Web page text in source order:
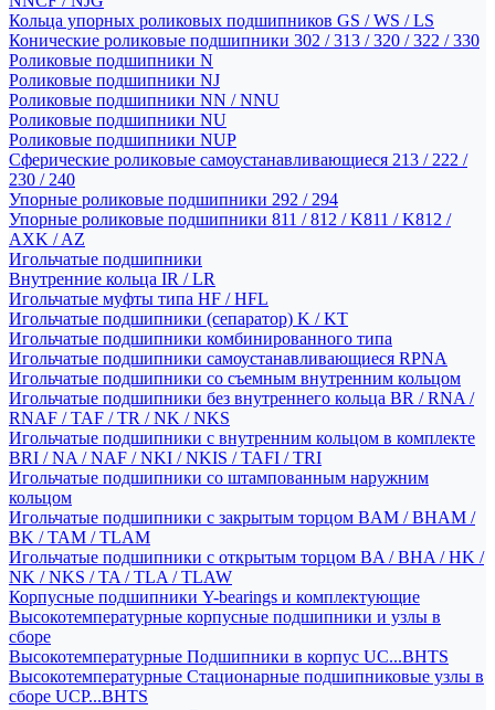
Кольца упорных роликовых подшипников GS / WS / LS
Конические роликовые подшипники 302 / 313 / 320 / 322 / 330
Роликовые подшипники N
Роликовые подшипники NJ
Роликовые подшипники NN / NNU
Роликовые подшипники NU
Роликовые подшипники NUP
Сферические роликовые самоустанавливающиеся 213 / 222 /
230 / 240
Упорные роликовые подшипники 292 / 294
Упорные роликовые подшипники 811 / 812 / K811 / K812 /
AXK / AZ
Игольчатые подшипники
Внутренние кольца IR / LR
Игольчатые муфты типа HF / HFL
Игольчатые подшипники (сепаратор) K / KT
Игольчатые подшипники комбинированного типа
Игольчатые подшипники самоустанавливающиеся RPNA
Игольчатые подшипники со съемным внутренним кольцом
Игольчатые подшипники без внутреннего кольца BR / RNA /
RNAF / TAF / TR / NK / NKS
Игольчатые подшипники с внутренним кольцом в комплекте
BRI / NA / NAF / NKI / NKIS / TAFI / TRI
Игольчатые подшипники со штампованным наружним
кольцом
Игольчатые подшипники с закрытым торцом BAM / BHAM /
BK / TAM / TLAM
Игольчатые подшипники с открытым торцом BA / BHA / HK /
NK / NKS / TA / TLA / TLAW
Корпусные подшипники Y-bearings и комплектующие
Высокотемпературные корпусные подшипники и узлы в
сборе
Высокотемпературные Подшипники в корпус UC...BHTS
Высокотемпературные Стационарные подшипниковые узлы в
сборе UCP...BHTS